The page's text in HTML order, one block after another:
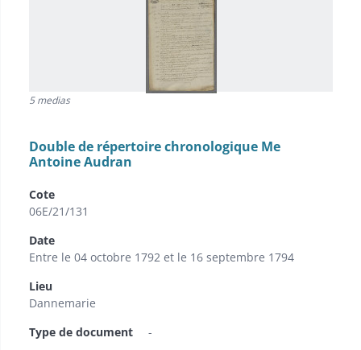
5 medias
Double de répertoire chronologique Me
Antoine Audran
Cote
06E/21/131
Date
Entre le 04 octobre 1792 et le 16 septembre 1794
Lieu
Dannemarie
Type de document
-